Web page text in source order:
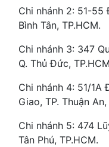
Chi nhánh 2: 51-55
Bình Tân, TP.HCM.
Chi nhánh 3: 347
Q. Thủ Đức,
Chi nhánh 4: 51/1A
Giao, TP. Thuận
Chi nhánh 5: 474
Tân Phú, TP.HCM.